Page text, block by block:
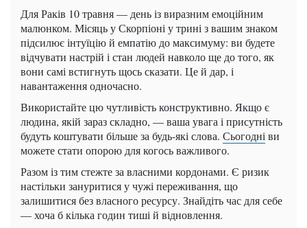
Для Раків 10 травня — день із виразним емоційним
малюнком. Місяць у Скорпіоні у трині з вашим знаком
підсилює інтуїцію й емпатію до максимуму: ви будете
відчувати настрій і стан людей навколо ще до того, як
вони самі встигнуть щось сказати. Це й дар, і
навантаження одночасно.
Використайте цю чутливість конструктивно. Якщо є
людина, якій зараз складно, — ваша увага і присутність
будуть коштувати більше за будь-які слова. Сьогодні ви
можете стати опорою для когось важливого.
Разом із тим стежте за власними кордонами. Є ризик
настільки зануритися у чужі переживання, що
залишитися без власного ресурсу. Знайдіть час для себе
— хоча б кілька годин тиші й відновлення.